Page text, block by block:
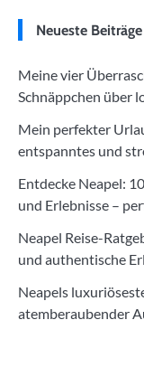
Neueste Beiträge
Meine vier
Schnäppchen über
Mein perfekter
entspanntes und
Entdecke Neapel:
und Erlebnisse –
Neapel Reise-
und authentische
Neapels
atemberaubender